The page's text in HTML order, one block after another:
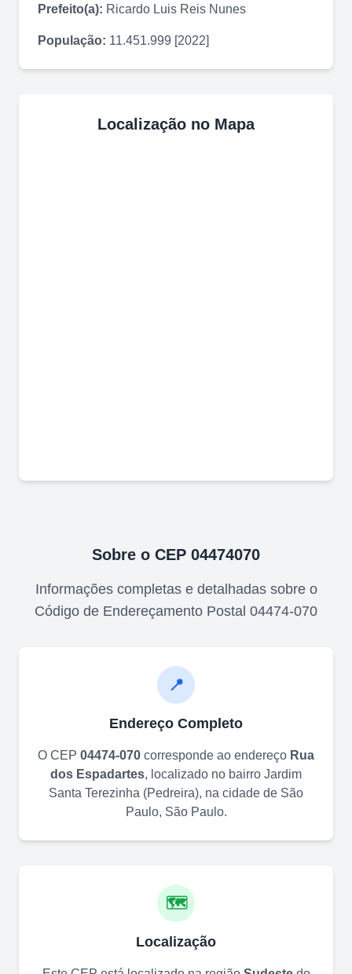
Prefeito(a): Ricardo Luis Reis Nunes
População: 11.451.999 [2022]
Localização no Mapa
Sobre o CEP 04474070
Informações completas e detalhadas sobre o
Código de Endereçamento Postal 04474-070
📍
Endereço Completo
O CEP 04474-070 corresponde ao endereço Rua
dos Espadartes, localizado no bairro Jardim
Santa Terezinha (Pedreira), na cidade de São
Paulo, São Paulo.
🗺️
Localização